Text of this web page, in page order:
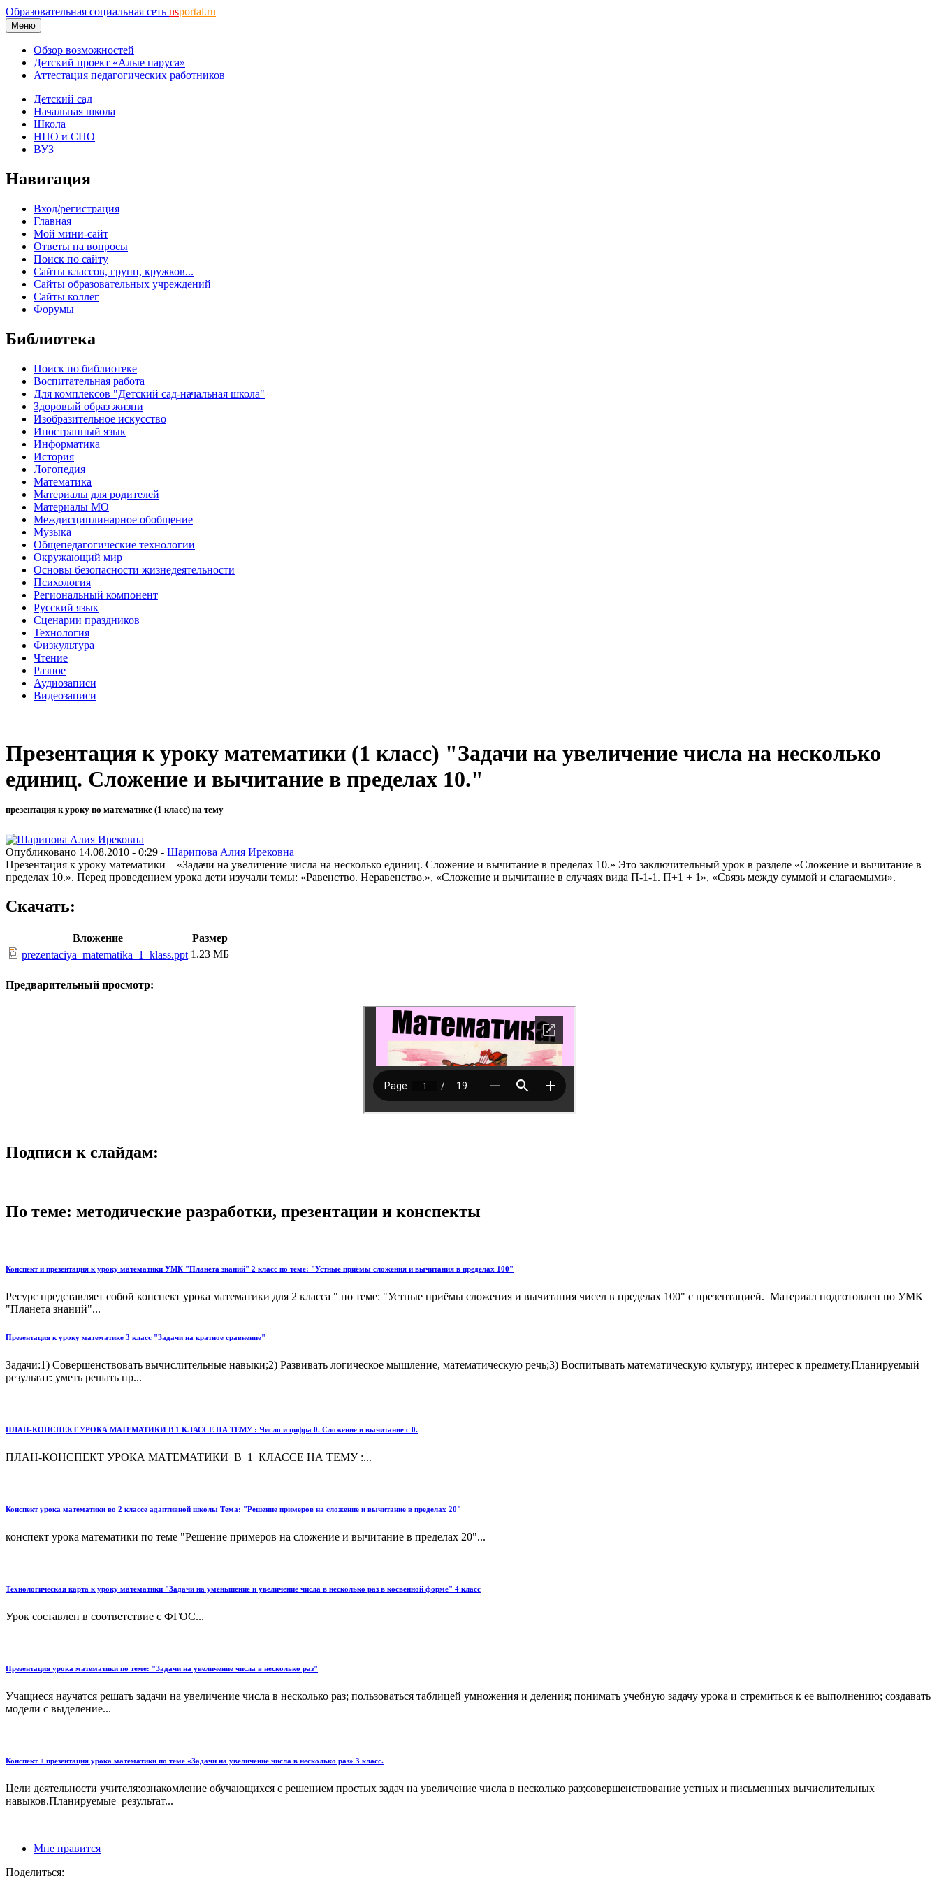
Образовательная социальная сеть nsportal.ru
Меню
Обзор возможностей
Детский проект «Алые паруса»
Аттестация педагогических работников
Детский сад
Начальная школа
Школа
НПО и СПО
ВУЗ
Навигация
Вход/регистрация
Главная
Мой мини-сайт
Ответы на вопросы
Поиск по сайту
Сайты классов, групп, кружков...
Сайты образовательных учреждений
Сайты коллег
Форумы
Библиотека
Поиск по библиотеке
Воспитательная работа
Для комплексов "Детский сад-начальная школа"
Здоровый образ жизни
Изобразительное искусство
Иностранный язык
Информатика
История
Логопедия
Математика
Материалы для родителей
Материалы МО
Междисциплинарное обобщение
Музыка
Общепедагогические технологии
Окружающий мир
Основы безопасности жизнедеятельности
Психология
Региональный компонент
Русский язык
Сценарии праздников
Технология
Физкультура
Чтение
Разное
Аудиозаписи
Видеозаписи
Презентация к уроку математики (1 класс) "Задачи на увеличение числа на несколько
единиц. Сложение и вычитание в пределах 10."
презентация к уроку по математике (1 класс) на тему
Опубликовано 14.08.2010 - 0:29 - Шарипова Алия Ирековна
Презентация к уроку математики – «Задачи на увеличение числа на несколько единиц. Сложение и вычитание в пределах 10.» Это заключительный урок в разделе «Сложение и вычитание в
пределах 10.». Перед проведением урока дети изучали темы: «Равенство. Неравенство.», «Сложение и вычитание в случаях вида П-1-1. П+1 + 1», «Связь между суммой и слагаемыми».
Скачать:
Вложение
Размер
prezentaciya_matematika_1_klass.ppt 1.23 МБ
Предварительный просмотр:
Подписи к слайдам:
По теме: методические разработки, презентации и конспекты
Конспект и презентация к уроку математики УМК "Планета знаний" 2 класс по теме: "Устные приёмы сложения и вычитания в пределах 100"
Ресурс представляет собой конспект урока математики для 2 класса " по теме: "Устные приёмы сложения и вычитания чисел в пределах 100" с презентацией. Материал подготовлен по УМК
"Планета знаний"...
Презентация к уроку математике 3 класс "Задачи на кратное сравнение"
Задачи:1) Совершенствовать вычислительные навыки;2) Развивать логическое мышление, математическую речь;3) Воспитывать математическую культуру, интерес к предмету.Планируемый
результат: уметь решать пр...
ПЛАН-КОНСПЕКТ УРОКА МАТЕМАТИКИ В 1 КЛАССЕ НА ТЕМУ : Число и цифра 0. Сложение и вычитание с 0.
ПЛАН-КОНСПЕКТ УРОКА МАТЕМАТИКИ В 1 КЛАССЕ НА ТЕМУ :...
Конспект урока математики во 2 классе адаптивной школы Тема: "Решение примеров на сложение и вычитание в пределах 20"
конспект урока математики по теме "Решение примеров на сложение и вычитание в пределах 20"...
Технологическая карта к уроку математики "Задачи на уменьшение и увеличение числа в несколько раз в косвенной форме" 4 класс
Урок составлен в соответствие с ФГОС...
Презентация урока математики по теме: "Задачи на увеличение числа в несколько раз"
Учащиеся научатся решать задачи на увеличение числа в несколько раз; пользоваться таблицей умножения и деления; понимать учебную задачу урока и стремиться к ее выполнению; создавать
модели с выделение...
Конспект + презентация урока математики по теме «Задачи на увеличение числа в несколько раз» 3 класс.
Цели деятельности учителя:ознакомление обучающихся с решением простых задач на увеличение числа в несколько раз;совершенствование устных и письменных вычислительных
навыков.Планируемые результат...
Мне нравится
Поделиться: